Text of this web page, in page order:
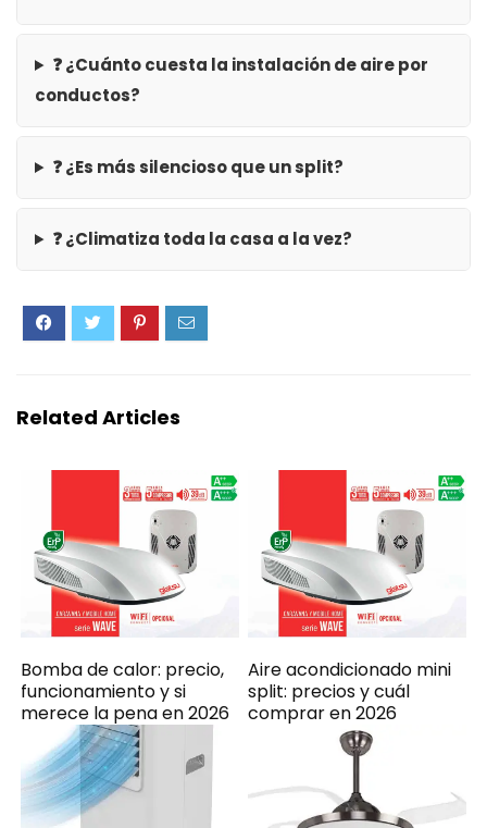
❓ ¿Cuánto cuesta la instalación de aire por
conductos?
❓ ¿Es más silencioso que un split?
❓ ¿Climatiza toda la casa a la vez?
Related Articles
Bomba de calor: precio,
funcionamiento y si
merece la pena en 2026
Aire acondicionado mini
split: precios y cuál
comprar en 2026